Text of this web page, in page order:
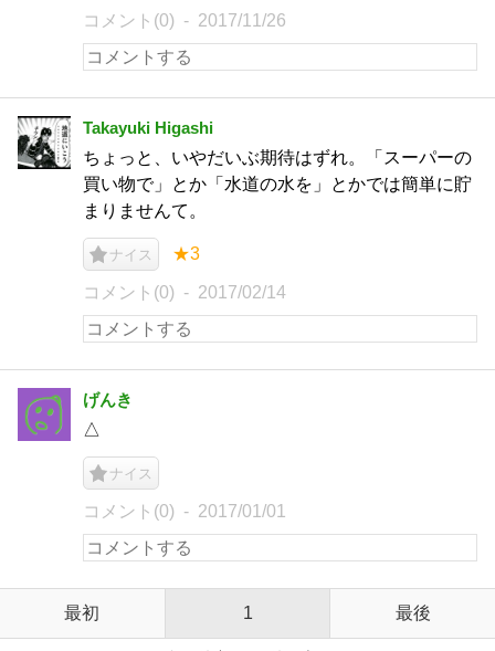
コメント(0) 2017/11/26
Takayuki Higashi
ちょっと、いやだいぶ期待はずれ。「スーパーの
買い物で」とか「水道の水を」とかでは簡単に貯
まりませんて。
ナイス ★3
コメント(0) 2017/02/14
げんき
△
ナイス
コメント(0) 2017/01/01
最初 1 最後